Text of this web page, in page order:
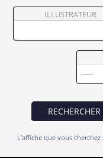
Vendre
ILLUSTRATEUR
RECHERCHER
L’affiche que vous